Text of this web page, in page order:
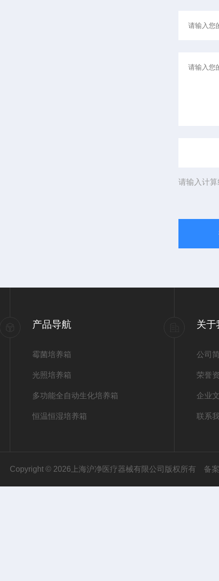
请输入计
产品导航
霉菌培养箱
光照培养箱
多功能全自动生化培养箱
恒温恒湿培养箱
关于
公司
荣誉
企业
联系
Copyright © 2026上海沪净医疗器械有限公司版权所有 备